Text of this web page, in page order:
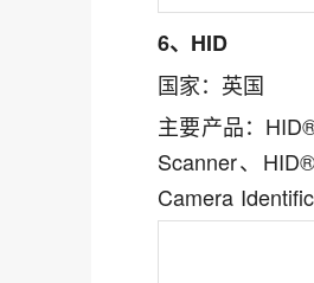
6、HID
国家：英国
主要产品：
Scanner、
Camera